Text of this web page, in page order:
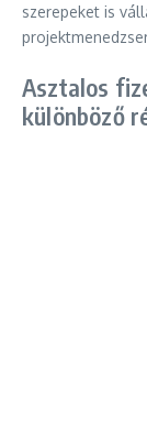
szerepeket is
Asztalos
különböző